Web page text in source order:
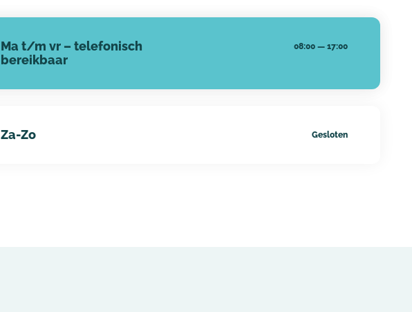
Ma t/m vr – telefonisch
bereikbaar
08:00 — 17:00
Za-Zo Gesloten